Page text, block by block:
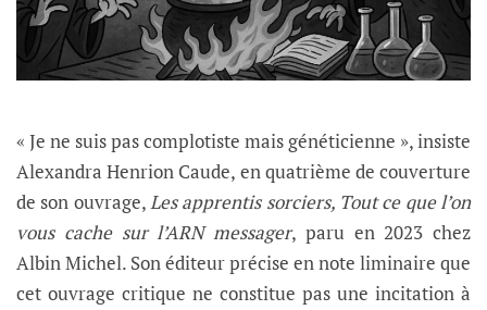
« Je ne suis pas complotiste mais généticienne », insiste
Alexandra Henrion Caude, en quatrième de couverture
de son ouvrage,Les apprentis sorciers, Tout ce que l’on
vous cache sur l’ARN messager, paru en 2023 chez
Albin Michel. Son éditeur précise en note liminaire que
cet ouvrage critique ne constitue pas une incitation à